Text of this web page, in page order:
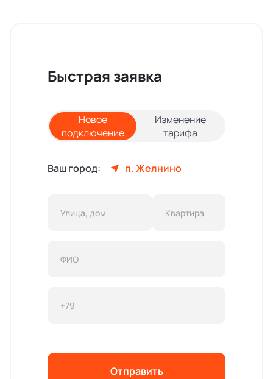
Быстрая заявка
Новое
подключение
Изменение
тарифа
Ваш город: п. Желнино
Отправить